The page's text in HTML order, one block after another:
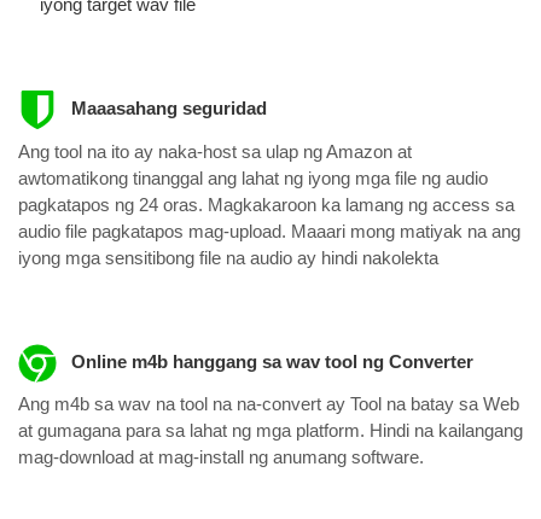
iyong target wav file
Maaasahang seguridad
Ang tool na ito ay naka-host sa ulap ng Amazon at
awtomatikong tinanggal ang lahat ng iyong mga file ng audio
pagkatapos ng 24 oras. Magkakaroon ka lamang ng access sa
audio file pagkatapos mag-upload. Maaari mong matiyak na ang
iyong mga sensitibong file na audio ay hindi nakolekta
Online m4b hanggang sa wav tool ng Converter
Ang m4b sa wav na tool na na-convert ay Tool na batay sa Web
at gumagana para sa lahat ng mga platform. Hindi na kailangang
mag-download at mag-install ng anumang software.